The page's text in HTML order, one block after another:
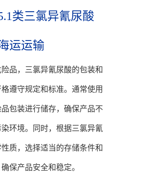
类三氯异氰尿酸
运运输
品，三氯异氰尿酸的包装和
遵守规定和标准。通常使用
包装进行储存，确保产品不
环境。同时，根据三氯异氰
质，选择适当的存储条件和
保产品安全和稳定。